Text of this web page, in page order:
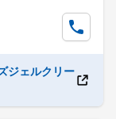
ジェルクリー